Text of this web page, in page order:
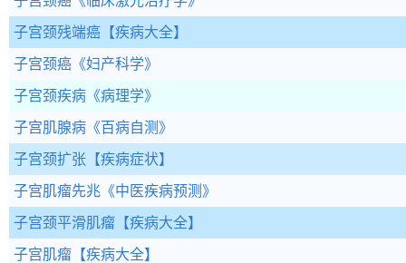
子宫颈残端癌 【疾病大全】
子宫颈癌 《妇产科学》
子宫颈疾病 《病理学》
子宫肌腺病 《百病自测》
子宫颈扩张 【疾病症状】
子宫肌瘤先兆 《中医疾病预测》
子宫颈平滑肌瘤 【疾病大全】
子宫肌瘤 【疾病大全】